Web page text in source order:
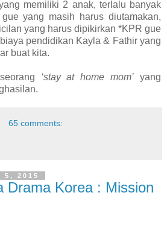
memiliki 2 anak, terlalu banyak
yang masih harus diutamakan,
yang harus dipikirkan *KPR gue
pendidikan Kayla & Fathir yang
buat kita.
‘stay at home mom’ yang
65 comments:
5, 2015
Drama Korea : Mission